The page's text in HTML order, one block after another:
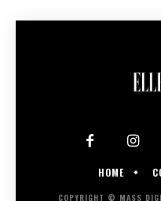
HOME
COPYRIGHT © MASS